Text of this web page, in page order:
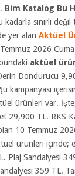
Bim Katalog Bu
sınırlı değil
yer alan Aktüel
2026
aktüel
Dondurucu
kampanyası
ürünleri var.
29,900 TL. RKS
10 Temmuz
ürünleri içinde;
Plaj Sandalyesi
359 TL.